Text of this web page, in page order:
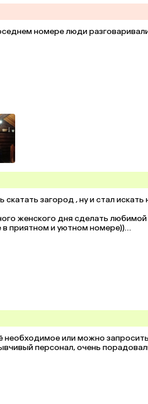
номере люди
загород , ну и стал
женского дня сделать
приятном и уютном номере))
на то, что за хорошие
давали понять, что я
была завернута до
к себе расположил, проявив
или можно
персонал, очень